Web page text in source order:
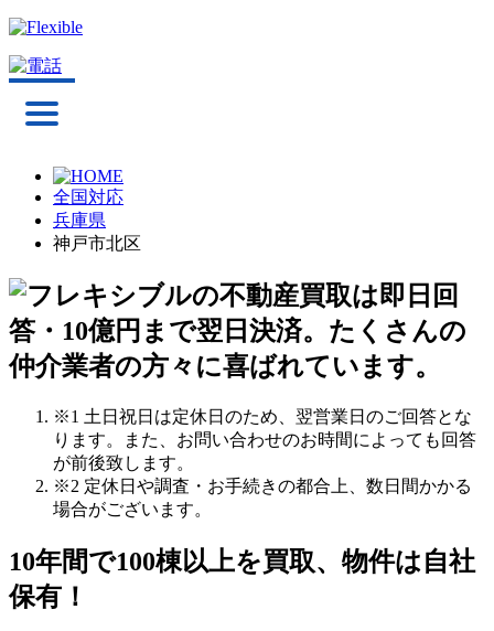
全国対応
兵庫県
神戸市北区
※1 土日祝日は定休日のため、翌営業日のご回答とな
ります。また、お問い合わせのお時間によっても回答
が前後致します。
※2 定休日や調査・お手続きの都合上、数日間かかる
場合がございます。
10年間で100棟以上を買取、物件は自社
保有！